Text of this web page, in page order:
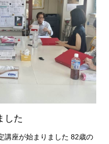
した
講座が始まりました 82歳の